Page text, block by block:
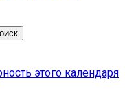
этого календаря